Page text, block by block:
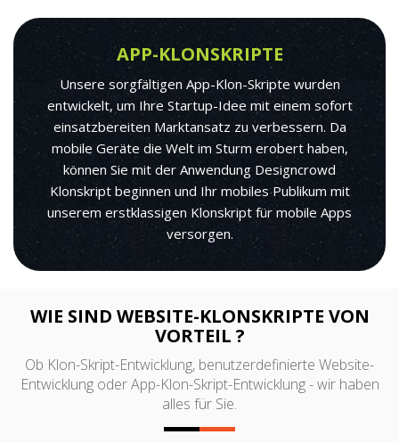
APP-KLONSKRIPTE
Unsere sorgfältigen App-Klon-Skripte wurden
entwickelt, um Ihre Startup-Idee mit einem sofort
einsatzbereiten Marktansatz zu verbessern. Da
mobile Geräte die Welt im Sturm erobert haben,
können Sie mit der Anwendung Designcrowd
Klonskript beginnen und Ihr mobiles Publikum mit
unserem erstklassigen Klonskript für mobile Apps
versorgen.
WIE SIND WEBSITE-KLONSKRIPTE VON
VORTEIL ?
Ob Klon-Skript-Entwicklung, benutzerdefinierte Website-
Entwicklung oder App-Klon-Skript-Entwicklung - wir haben
alles für Sie.